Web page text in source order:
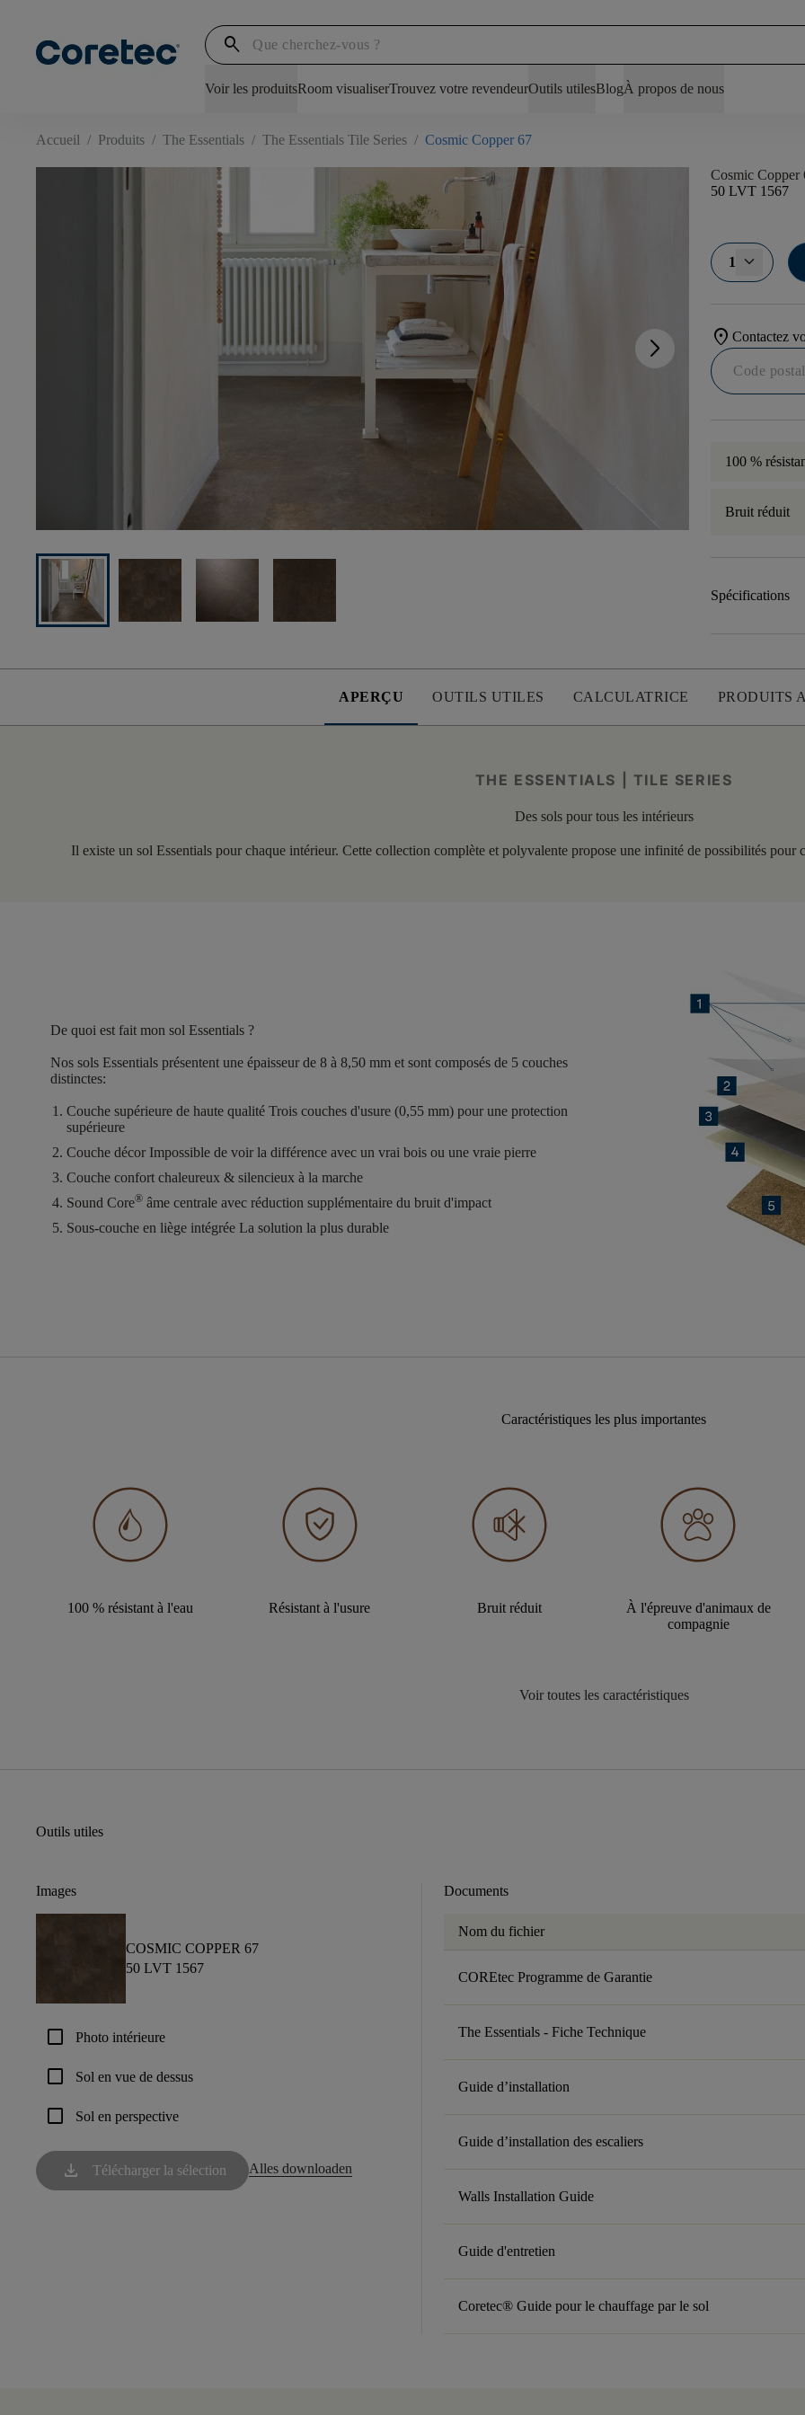
search
Voir les produitsRoom visualiserTrouvez votre revendeurOutils utilesBlogÀ propos de nous
Accueil / Produits / The Essentials / The Essentials Tile Series / Cosmic Copper 67
arrow_forward_ios
Cosmic Copper
50 LVT 1567
1
location_onContactez
100 %
Bruit réduit
Spécifications
APERÇU OUTILS UTILES CALCULATRICE PRODUITS
THE ESSENTIALS | TILE SERIES
Des sols pour tous les intérieurs
Il existe un sol Essentials pour chaque intérieur. Cette collection complète et polyvalente propose une infinité de possibilités
De quoi est fait mon sol Essentials ?
Nos sols Essentials présentent une épaisseur de 8 à 8,50 mm et sont composés de 5 couches
distinctes:
Couche supérieure de haute qualité Trois couches d'usure (0,55 mm) pour une protection
supérieure
Couche décor Impossible de voir la différence avec un vrai bois ou une vraie pierre
Couche confort chaleureux & silencieux à la marche
Sound Core® âme centrale avec réduction supplémentaire du bruit d'impact
Sous-couche en liège intégrée La solution la plus durable
Caractéristiques les plus importantes
100 % résistant à l'eau Résistant à l'usure Bruit réduit
À l'épreuve d'animaux de
compagnie
Voir toutes les caractéristiques
Outils utiles
Images
COSMIC COPPER 67
50 LVT 1567
check_box_outline_blank Photo intérieure
check_box_outline_blank Sol en vue de dessus
check_box_outline_blank Sol en perspective
download Télécharger la sélection Alles downloaden
Documents
Nom du fichier
COREtec Programme de Garantie
The Essentials - Fiche Technique
Guide d’installation
Guide d’installation des escaliers
Walls Installation Guide
Guide d'entretien
Coretec® Guide pour le chauffage par le sol